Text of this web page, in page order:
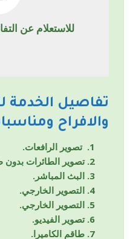
للاستعلام عن التفاصيل:
تفاصيل الخدمة
والافراح
تصوير الرافعات.
تصوير الطائرات بدون
البث المباشر.
التصوير الخارجي.
التصوير الخارجي.
تصوير الفيديو.
طاقم الكاميرا.